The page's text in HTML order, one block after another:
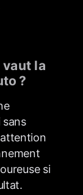
la
?
sans
attention
si